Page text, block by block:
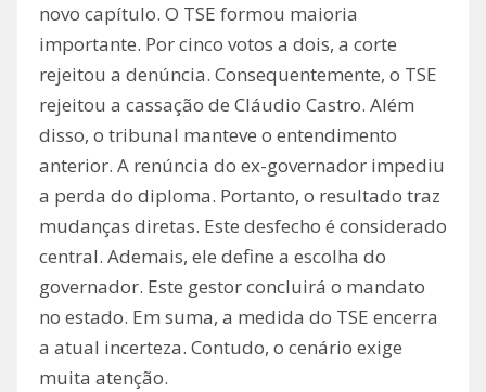
novo capítulo. O TSE formou maioria
importante. Por cinco votos a dois, a corte
rejeitou a denúncia. Consequentemente, o TSE
rejeitou a cassação de Cláudio Castro. Além
disso, o tribunal manteve o entendimento
anterior. A renúncia do ex-governador impediu
a perda do diploma. Portanto, o resultado traz
mudanças diretas. Este desfecho é considerado
central. Ademais, ele define a escolha do
governador. Este gestor concluirá o mandato
no estado. Em suma, a medida do TSE encerra
a atual incerteza. Contudo, o cenário exige
muita atenção.